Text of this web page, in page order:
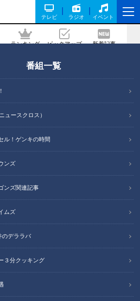
テレビ ラジオ イベント
ランキング ピックアップ 新着記事
番組一覧
ュースクロス）
ル！ゲンキの時間
ンズ
ンズ関連記事
ムズ
デララバ
３分クッキング
ルメ＆絶景ドライブ⑨
動画
が松山から下道で四国を一周！各地の絶